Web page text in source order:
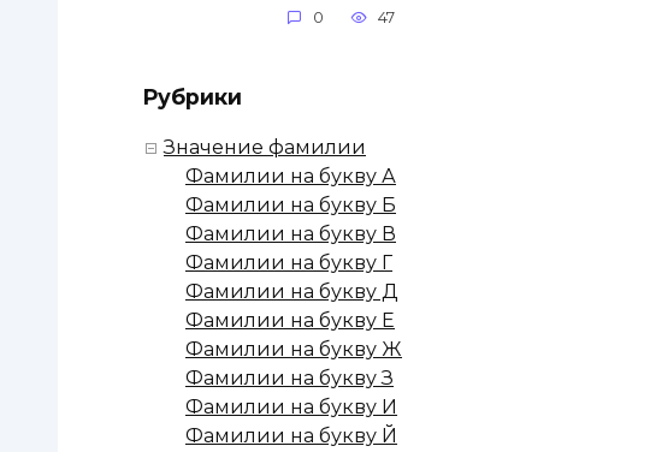
0 47
Рубрики
Значение фамилии
Фамилии на букву А
Фамилии на букву Б
Фамилии на букву В
Фамилии на букву Г
Фамилии на букву Д
Фамилии на букву Е
Фамилии на букву Ж
Фамилии на букву З
Фамилии на букву И
Фамилии на букву Й